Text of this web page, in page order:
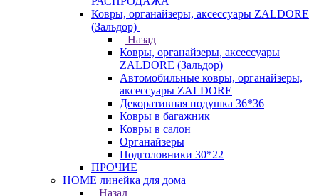
Ковры, органайзеры, аксессуары ZALDORE
(Зальдор)
Назад
Ковры, органайзеры, аксессуары
ZALDORE (Зальдор)
Автомобильные ковры, органайзеры,
аксессуары ZALDORE
Декоративная подушка 36*36
Ковры в багажник
Ковры в салон
Органайзеры
Подголовники 30*22
ПРОЧИЕ
HOME линейка для дома
Назад